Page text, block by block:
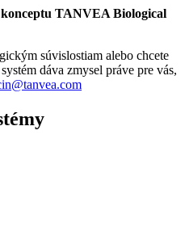
TANVEA Biological
súvislostiam alebo chcete
dáva zmysel práve pre vás,